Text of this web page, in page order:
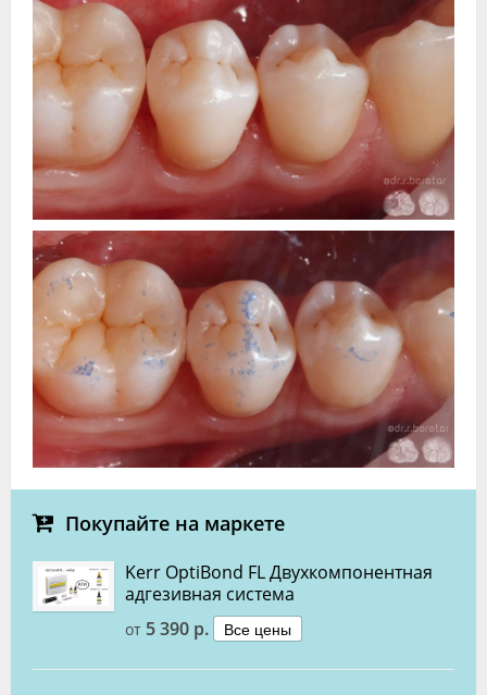
Покупайте на маркете
Kerr OptiBond FL Двухкомпонентная
адгезивная система
от 5 390 р. Все цены